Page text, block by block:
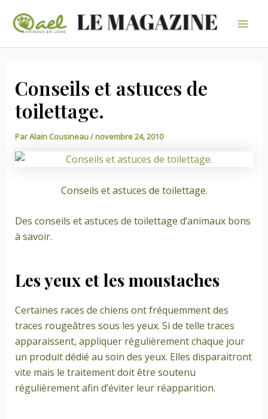
Conseils et astuces de
toilettage.
ParAlain Cousineau/novembre 24, 2010
Conseils et astuces de toilettage.
Des conseils et astuces de toilettage d’animaux bons
à savoir.
Les yeux et les moustaches
Certaines races de chiens ont fréquemment des
traces rougeâtres sous les yeux. Si de telle traces
apparaissent, appliquer régulièrement chaque jour
un produit dédié au soin des yeux. Elles disparaitront
vite mais le traitement doit être soutenu
régulièrement afin d’éviter leur réapparition.